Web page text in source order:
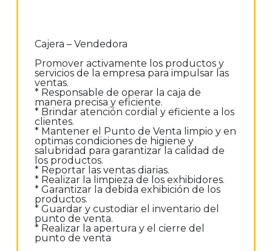
Cajera – Vendedora
Promover activamente los productos y
servicios de la empresa para impulsar las
ventas.
* Responsable de operar la caja de
manera precisa y eficiente.
* Brindar atención cordial y eficiente a los
clientes.
* Mantener el Punto de Venta limpio y en
optimas condiciones de higiene y
salubridad para garantizar la calidad de
los productos.
* Reportar las ventas diarias.
* Realizar la limpieza de los exhibidores.
* Garantizar la debida exhibición de los
productos.
* Guardar y custodiar el inventario del
punto de venta.
* Realizar la apertura y el cierre del
punto de venta